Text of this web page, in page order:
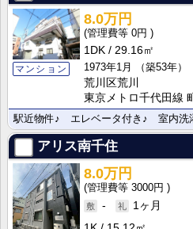
マンション
8.0万円
0円
1DK
29.16㎡
1973年1月
（築53年）
荒川区荒川
東京メトロ千代田線
駅近物件♪ エレベータ付き♪ 室内洗
アリス南千住
8.0万円
3000円
-
1ヶ月